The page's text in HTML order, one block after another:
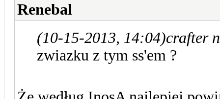
Renebal
(10-15-2013, 14:04)crafter
zwiazku z tym ss'em ?